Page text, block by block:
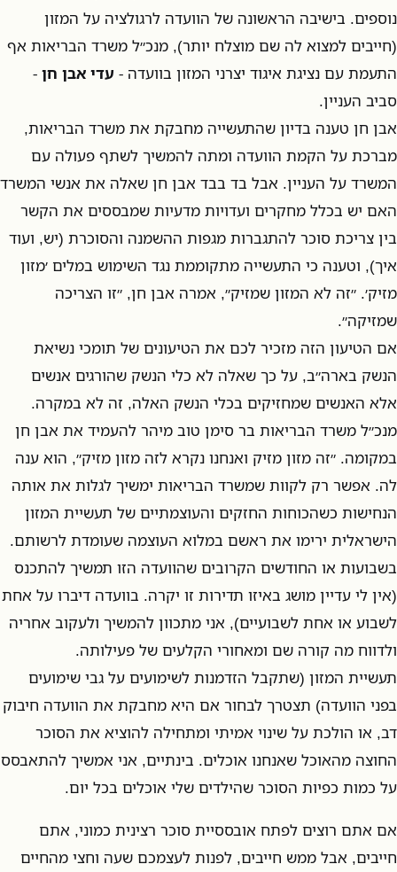
נוספים. בישיבה הראשונה של הוועדה לרגולציה על המזון
(חייבים למצוא לה שם מוצלח יותר), מנכ״ל משרד הבריאות אף
התעמת עם נציגת איגוד יצרני המזון בוועדה - עדי אבן חן -
סביב העניין.
אבן חן טענה בדיון שהתעשייה מחבקת את משרד הבריאות,
מברכת על הקמת הוועדה ומתה להמשיך לשתף פעולה עם
המשרד על העניין. אבל בד בבד אבן חן שאלה את אנשי המשרד
האם יש בכלל מחקרים ועדויות מדעיות שמבססים את הקשר
בין צריכת סוכר להתגברות מגפות ההשמנה והסוכרת (יש, ועוד
איך), וטענה כי התעשייה מתקוממת נגד השימוש במלים ׳מזון
מזיק׳. ״זה לא המזון שמזיק״, אמרה אבן חן, ״זו הצריכה
שמזיקה״.
אם הטיעון הזה מזכיר לכם את הטיעונים של תומכי נשיאת
הנשק בארה״ב, על כך שאלה לא כלי הנשק שהורגים אנשים
אלא האנשים שמחזיקים בכלי הנשק האלה, זה לא במקרה.
מנכ״ל משרד הבריאות בר סימן טוב מיהר להעמיד את אבן חן
במקומה. ״זה מזון מזיק ואנחנו נקרא לזה מזון מזיק״, הוא ענה
לה. אפשר רק לקוות שמשרד הבריאות ימשיך לגלות את אותה
הנחישות כשהכוחות החזקים והעוצמתיים של תעשיית המזון
הישראלית ירימו את ראשם במלוא העוצמה שעומדת לרשותם.
בשבועות או החודשים הקרובים שהוועדה הזו תמשיך להתכנס
(אין לי עדיין מושג באיזו תדירות זו יקרה. בוועדה דיברו על אחת
לשבוע או אחת לשבועיים), אני מתכוון להמשיך ולעקוב אחריה
ולדווח מה קורה שם ומאחורי הקלעים של פעילותה.
תעשיית המזון (שתקבל הזדמנות לשימועים על גבי שימועים
בפני הוועדה) תצטרך לבחור אם היא מחבקת את הוועדה חיבוק
דב, או הולכת על שינוי אמיתי ומתחילה להוציא את הסוכר
החוצה מהאוכל שאנחנו אוכלים. בינתיים, אני אמשיך להתאבסס
על כמות כפיות הסוכר שהילדים שלי אוכלים בכל יום.
אם אתם רוצים לפתח אובססיית סוכר רצינית כמוני, אתם
חייבים, אבל ממש חייבים, לפנות לעצמכם שעה וחצי מהחיים